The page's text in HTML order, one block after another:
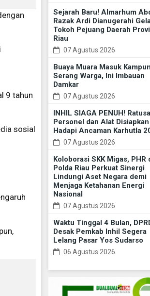
9 tahun
sosial
Sejarah Baru! Almarhum
Razak Ardi Dianugerahi
Tokoh Pejuang Daerah
Riau
07 Agustus 2026
Buaya Muara Masuk
Serang Warga, Ini Imbauan
Damkar
07 Agustus 2026
INHIL SIAGA PENUH!
Personel dan Alat Disiapkan
Hadapi Ancaman Karhutla
07 Agustus 2026
Koloborasi SKK Migas, PHR
Polda Riau Perkuat Sinergi
Lindungi Aset Negara demi
Menjaga Ketahanan Energi
Nasional
07 Agustus 2026
Waktu Tinggal 4 Bulan,
Desak Pemkab Inhil Segera
Lelang Pasar Yos Sudarso
06 Agustus 2026